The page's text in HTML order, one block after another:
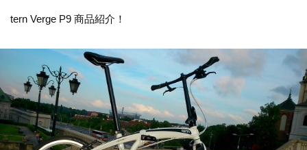
tern Verge P9 商品紹介！